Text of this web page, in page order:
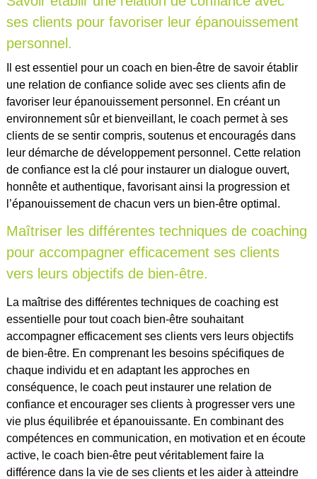
ses clients pour favoriser leur épanouissement
personnel.
Il est essentiel pour un coach en bien-être de savoir établir
une relation de confiance solide avec ses clients afin de
favoriser leur épanouissement personnel. En créant un
environnement sûr et bienveillant, le coach permet à ses
clients de se sentir compris, soutenus et encouragés dans
leur démarche de développement personnel. Cette relation
de confiance est la clé pour instaurer un dialogue ouvert,
honnête et authentique, favorisant ainsi la progression et
l’épanouissement de chacun vers un bien-être optimal.
Maîtriser les différentes techniques de coaching
pour accompagner efficacement ses clients
vers leurs objectifs de bien-être.
La maîtrise des différentes techniques de coaching est
essentielle pour tout coach bien-être souhaitant
accompagner efficacement ses clients vers leurs objectifs
de bien-être. En comprenant les besoins spécifiques de
chaque individu et en adaptant les approches en
conséquence, le coach peut instaurer une relation de
confiance et encourager ses clients à progresser vers une
vie plus équilibrée et épanouissante. En combinant des
compétences en communication, en motivation et en écoute
active, le coach bien-être peut véritablement faire la
différence dans la vie de ses clients et les aider à atteindre